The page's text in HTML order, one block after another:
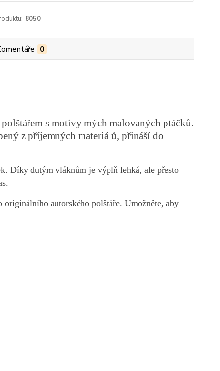
8050
0
s motivy mých malovaných ptáčků.
z příjemných materiálů, přináší do
Díky dutým vláknům je výplň lehká, ale přesto
autorského polštáře. Umožněte, aby